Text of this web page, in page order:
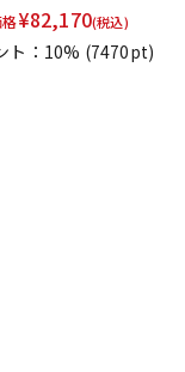
¥82,170(税込)
ト：10% (7470pt)